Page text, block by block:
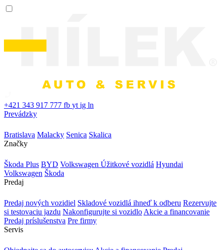
+421 343 917 777 fb yt ig ln
Prevádzky
Bratislava Malacky Senica Skalica
Značky
Škoda Plus BYD Volkswagen Úžitkové vozidlá Hyundai
Volkswagen Škoda
Predaj
Predaj nových vozidiel Skladové vozidlá ihneď k odberu Rezervujte
si testovaciu jazdu Nakonfigurujte si vozidlo Akcie a financovanie
Predaj príslušenstva Pre firmy
Servis